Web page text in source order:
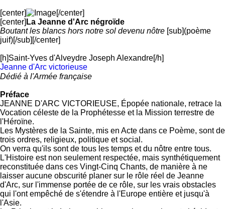
[center]
[/center]
[center] La Jeanne d'Arc négroïde
Boutant les blancs hors notre sol devenu nôtre [sub](poème
juif)[/sub][/center]
[h]Saint-Yves d'Alveydre Joseph Alexandre[/h]
Jeanne d'Arc victorieuse
Dédié à l'Armée française
Préface
JEANNE D'ARC VICTORIEUSE, Épopée nationale, retrace la
Vocation céleste de la Prophétesse et la Mission terrestre de
l'Héroïne.
Les Mystères de la Sainte, mis en Acte dans ce Poème, sont de
trois ordres, religieux, politique et social.
On verra qu'ils sont de tous les temps et du nôtre entre tous.
L'Histoire est non seulement respectée, mais synthétiquement
reconstituée dans ces Vingt-Cinq Chants, de manière à ne
laisser aucune obscurité planer sur le rôle réel de Jeanne
d'Arc, sur l'immense portée de ce rôle, sur les vrais obstacles
qui l'ont empêché de s'étendre à l'Europe entière et jusqu'à
l'Asie.